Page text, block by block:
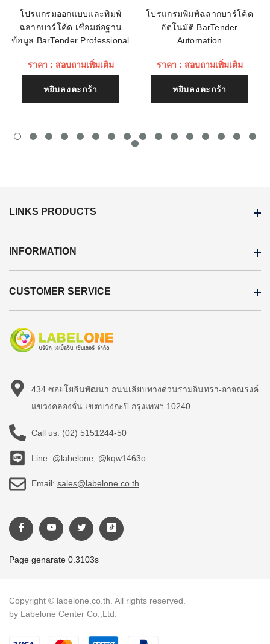
เนื้อหา (1500)
โปรแกรมออกแบบและพิมพ์
ฉลากบาร์โค้ด เชื่อมต่อฐาน
ข้อมูล BarTender Professional
ราคา : สอบถามเพิ่มเติม
หยิบลงตะกร้า
โปรแกรมพิมพ์ฉลากบาร์โค้ด
อัตโนมัติ BarTender
Automation
ราคา : สอบถามเพิ่มเติม
หยิบลงตะกร้า
LINKS PRODUCTS
INFORMATION
CUSTOMER SERVICE
434 ซอยโยธินพัฒนา ถนนเลียบทางด่วนรามอินทรา-อาจณรงค์
แขวงคลองจั่น เขตบางกะปิ กรุงเทพฯ 10240
Call us: (02) 5151244-50
Line: @labelone, @kqw1463o
Email: sales@labelone.co.th
Page genarate 0.3103s
Copyright © labelone.co.th. All rights reserved.
by Labelone Center Co.,Ltd.